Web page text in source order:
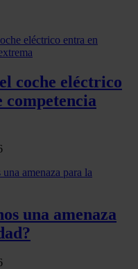
coche eléctrico
competencia
una amenaza